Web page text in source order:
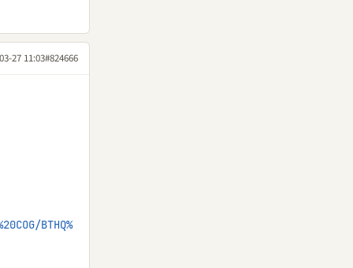
27 11:03#824666
BTHQ%